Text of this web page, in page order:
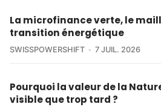
La microfinance verte, le
transition énergétique
SWISSPOWERSHIFT 7 JUIL. 2026
Pourquoi la valeur de la
visible que trop tard ?